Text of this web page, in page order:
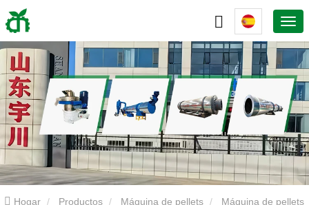
Hogar Productos Máquina de pellets